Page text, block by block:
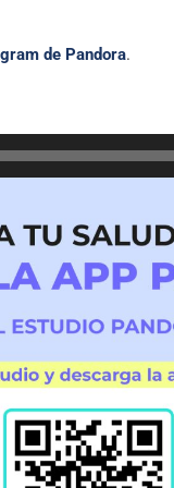
de Pandora.